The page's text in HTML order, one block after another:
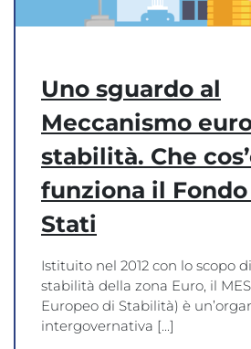
Uno sguardo al
Meccanismo
stabilità. Che
funziona il Fondo
Stati
Istituito nel 2012 con lo scopo
stabilità della zona Euro, il
Europeo di Stabilità) è
intergovernativa [...]